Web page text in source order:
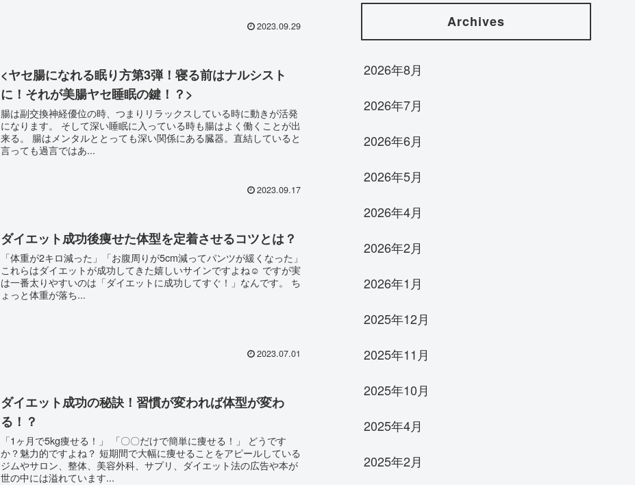
2023.09.29
<ヤセ腸になれる眠り方第3弾！寝る前はナルシスト
に！それが美腸ヤセ睡眠の鍵！？>
腸は副交換神経優位の時、つまりリラックスしている時に動きが活発
になります。 そして深い睡眠に入っている時も腸はよく働くことが出
来る。 腸はメンタルととっても深い関係にある臓器。直結していると
言っても過言ではあ...
2023.09.17
ダイエット成功後痩せた体型を定着させるコツとは？
「体重が2キロ減った」「お腹周りが5cm減ってパンツが緩くなった」
これらはダイエットが成功してきた嬉しいサインですよね☺️ ですが実
は一番太りやすいのは「ダイエットに成功してすぐ！」なんです。 ち
ょっと体重が落ち...
2023.07.01
ダイエット成功の秘訣！習慣が変われば体型が変わ
る！？
「1ヶ月で5kg痩せる！」 「〇〇だけで簡単に痩せる！」 どうです
か？魅力的ですよね？ 短期間で大幅に痩せることをアピールしている
ジムやサロン、整体、美容外科、サプリ、ダイエット法の広告や本が
世の中には溢れています...
Archives
2026年8月
2026年7月
2026年6月
2026年5月
2026年4月
2026年2月
2026年1月
2025年12月
2025年11月
2025年10月
2025年4月
2025年2月